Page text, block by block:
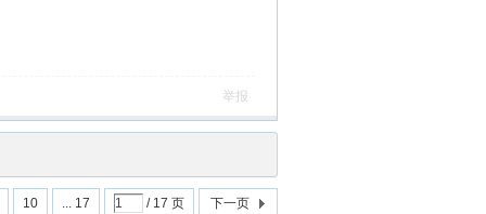
举报
10 ... 17 / 17 页 下一页